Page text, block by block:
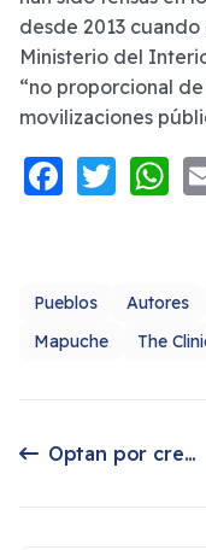
desde 2013
Ministerio del
“no proporcional
movilizaciones
Pueblos Autores
Mapuche
The
Optan por crear su propio instrumento político para la liberación